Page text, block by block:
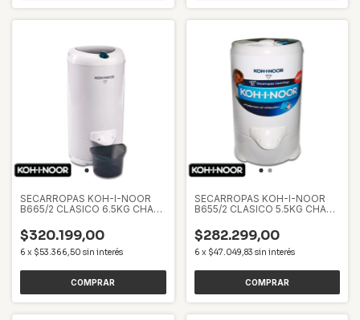
SECARROPAS KOH-I-NOOR
B665/2 CLASICO 6.5KG CHAPA
$320.199,00
6 x $53.366,50 sin interés
SECARROPAS KOH-I-NOOR
B655/2 CLASICO 5.5KG CHAPA
$282.299,00
6 x $47.049,83 sin interés